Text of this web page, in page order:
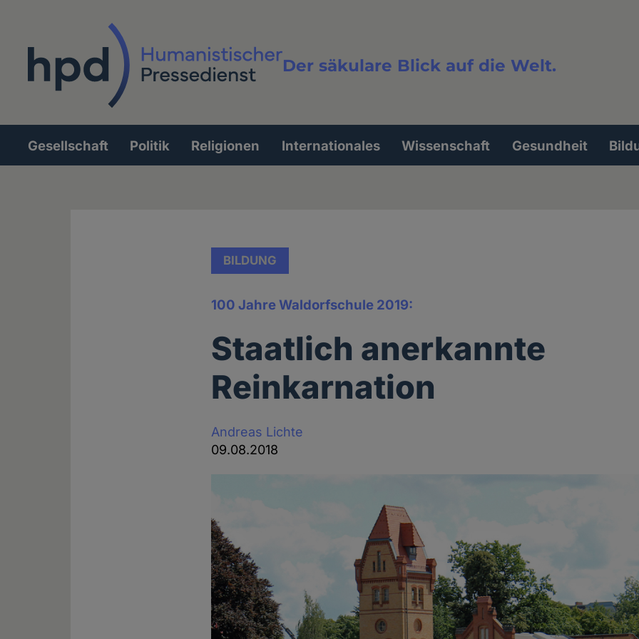
Der säkulare Blick auf die Welt.
Volltextsuche
Hauptnavigation
Gesellschaft Politik Religionen Internationales Wissenschaft Gesundheit
BILDUNG
100 Jahre Waldorfschule 2019:
Staatlich anerkannte
Reinkarnation
Andreas Lichte
09.08.2018